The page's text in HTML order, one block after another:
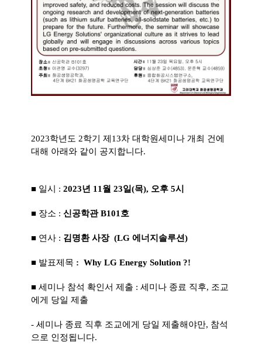
2023학년도 2학기 제13차 대학원세미나 개최 건에
대해 아래와 같이 공지합니다.
■ 일시 : 2023년 11월 23일(목), 오후 5시
■ 장소 : 신공학관 B101호
■ 연사 : 김명환 사장 (LG 에너지솔루션)
■ 발표제목 : Why LG Energy Solution ?!
■ 세미나 참석 확인서 제출 : 세미나 종료 직후, 조교
에게 당일 제출
- 세미나 종료 직후 조교에게 당일 제출해야만, 참석
으로 인정됩니다.